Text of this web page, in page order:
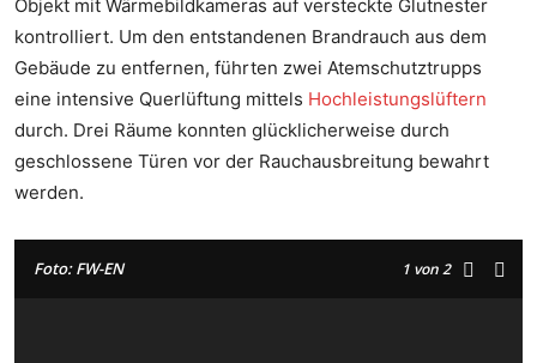
Objekt mit Wärmebildkameras auf versteckte Glutnester
kontrolliert. Um den entstandenen Brandrauch aus dem
Gebäude zu entfernen, führten zwei Atemschutztrupps
eine intensive Querlüftung mittels Hochleistungslüftern
durch. Drei Räume konnten glücklicherweise durch
geschlossene Türen vor der Rauchausbreitung bewahrt
werden.
Foto: FW-EN 1 von 2